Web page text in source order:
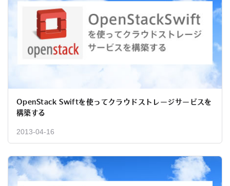
OpenStack Swiftを使ってクラウドストレージサービスを
構築する
2013-04-16